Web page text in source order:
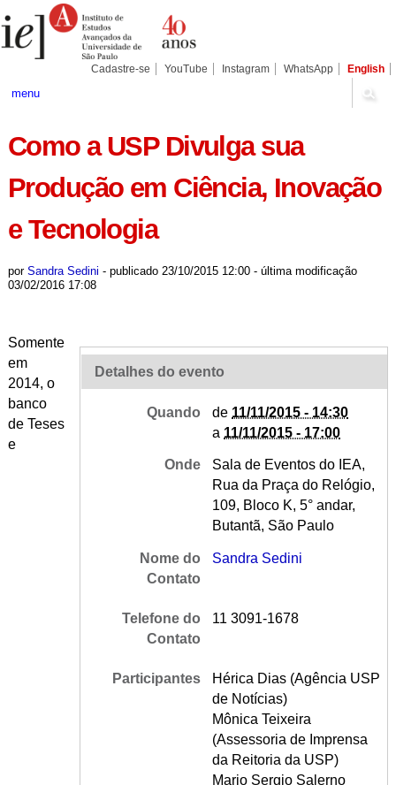
para
conteúdo.
Pessoais
Cadastre-se YouTube Instagram WhatsApp English
menu
Como a USP Divulga sua
Produção em Ciência, Inovação
e Tecnologia
por Sandra Sedini - publicado23/10/2015 12:00 - última modificação
03/02/2016 17:08
Detalhes do evento
Quando de 11/11/2015 - 14:30
a 11/11/2015 - 17:00
Onde
Sala de Eventos do IEA,
Rua da Praça do Relógio,
109, Bloco K, 5° andar,
Butantã, São Paulo
Nome do
Contato
Sandra Sedini
Telefone do
Contato
11 3091-1678
Participantes
Hérica Dias (Agência USP
de Notícias)
Mônica Teixeira
(Assessoria de Imprensa
da Reitoria da USP)
Mario Sergio Salerno
Somente
em
2014, o
banco
de Teses
e